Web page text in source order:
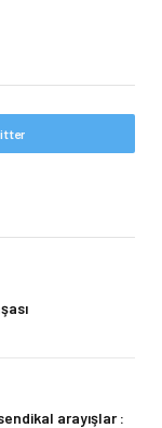
arayışlar :